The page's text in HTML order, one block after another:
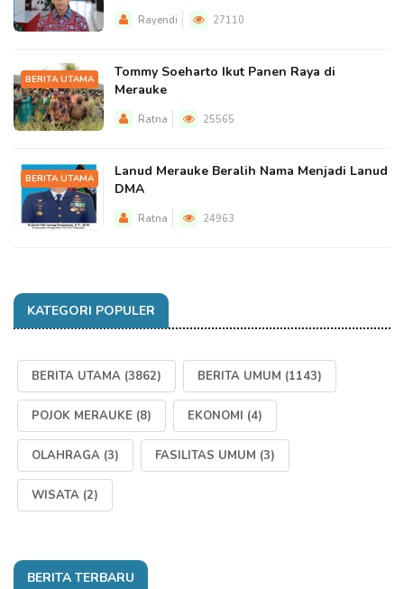
Rayendi 27110
BERITA UTAMA
Tommy Soeharto Ikut Panen Raya di
Merauke
Ratna 25565
BERITA UTAMA
Lanud Merauke Beralih Nama Menjadi Lanud
DMA
Ratna 24963
KATEGORI POPULER
BERITA UTAMA (3862) BERITA UMUM (1143)
POJOK MERAUKE (8) EKONOMI (4)
OLAHRAGA (3) FASILITAS UMUM (3)
WISATA (2)
BERITA TERBARU